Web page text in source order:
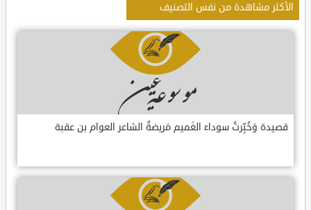
الأكثر مشاهدة من نفس التصنيف
قصيدة وَخُبِّرتُ سوداءَ الغَميم مَريضةٌ الشاعر العوام بن عقبة